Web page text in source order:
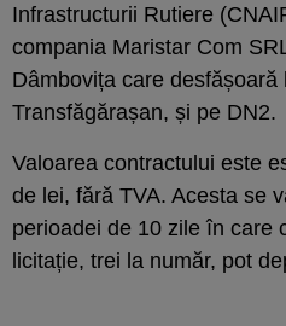
Infrastructurii Rutiere
compania Maristar Com
Dâmbovița care
Transfăgărașan, și pe DN2.
Valoarea contractului este
de lei, fără TVA. Acesta se
perioadei de 10 zile în care
licitație, trei la număr, pot